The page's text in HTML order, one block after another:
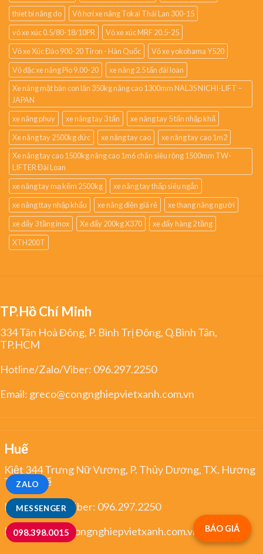
MESSENGER
ZALO
098.398.0015
thiet bi nâng do
Vỏ hơi xe nâng Tokai Thái Lan 300-15
vỏ xe xúc 0.5/80-18/10PR
Vỏ xe xúc MRF 20.5-25
Vỏ xe Xúc Đào 900-20 Tiron - Hàn Quốc
Vỏ xe yokohama Y520
Vỏ đặc xe nâng Pio 9.00-20
xe nâng 2.5 tấn đài loan
Xe nâng mặt bàn con lăn 350kg nâng cao 1300mm NAL35 NICHI-LIFT –
JAPAN
xe nâng phuy
xe nâng tay 3 tấn
xe nâng tay 5 tấn nhập khẩ
Xe nâng tay 2500kg đức
xe nâng tay cao
xe nâng tay cao 1m2
Xe nâng tay cao 1500kg nâng cao 1m6 chân siêu rộng 1500mm TW-
LIFTER Đài Loan
xe nâng tay mạ kẽm 2500kg
xe nâng tay thấp siêu ngắn
xe nâng ttay nhập khẩu
xe nâng điện giá rẻ
xe thang nâng người
xe đẩy 3 tầng inox
Xe đẩy 200kg X370
xe đẩy hàng 2 tầng
XTH200T
TP.Hồ Chí Minh
334 Tân Hoà Đông, P. Bình Trị Đông, Q.Bình Tân,
TP.HCM
Hotline/Zalo/Viber: 096.297.2250
Email: greco@congnghiepvietxanh.com.vn
Huế
Kiệt 344 Trưng Nữ Vương, P. Thủy Dương, TX. Hương
Thủy, Huế
Hotline/Zalo/Viber: 096.297.2250
Email:greco@congnghiepvietxanh.com.vn BÁO GIÁ